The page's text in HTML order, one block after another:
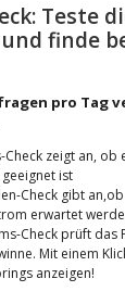
Teste
finde
pro Tag
zeigt an, ob
ist
Check gibt
erwartet
Check prüft
Mit einem
anzeigen!